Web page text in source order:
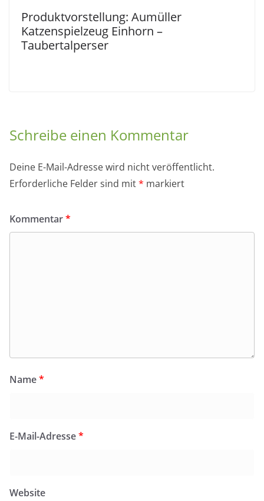
Produktvorstellung: Aumüller
Katzenspielzeug Einhorn –
Taubertalperser
Schreibe einen Kommentar
Deine E-Mail-Adresse wird nicht veröffentlicht.
Erforderliche Felder sind mit* markiert
Kommentar*
Name*
E-Mail-Adresse*
Website